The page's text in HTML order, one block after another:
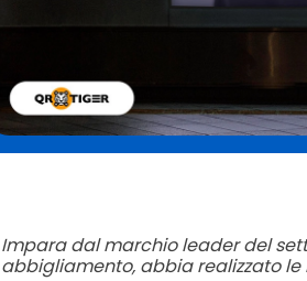
Impara dal marchio leader del
abbigliamento, abbia realizzato